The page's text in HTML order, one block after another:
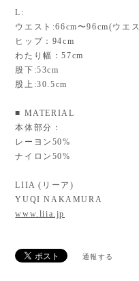
L:
ウエスト:66cm〜96cm(ウエ
ヒップ：94cm
わたり幅：57cm
股下:53cm
股上:30.5cm
■ MATERIAL
本体部分：
レーヨン50%
ナイロン50%
LIIA (リーア)
YUQI NAKAMURA
www.liia.jp
通報する